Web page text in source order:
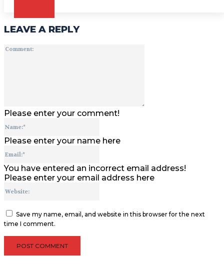
LEAVE A REPLY
Please enter your comment!
Please enter your name here
You have entered an incorrect email address!
Please enter your email address here
Save my name, email, and website in this browser for the next
time I comment.